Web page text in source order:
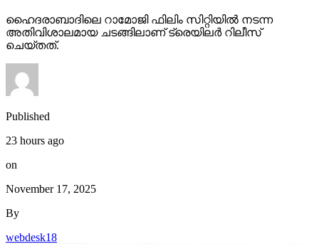
ഹൈദരാബാദിലെ റാമോജി ഫിലിം സിറ്റിയില്‍ നടന്ന
അതിവിശാലമായ ചടങ്ങിലാണ് ട്രെയിലര്‍ റിലീസ്
ചെയ്തത്.
Published
23 hours ago
on
November 17, 2025
By
webdesk18